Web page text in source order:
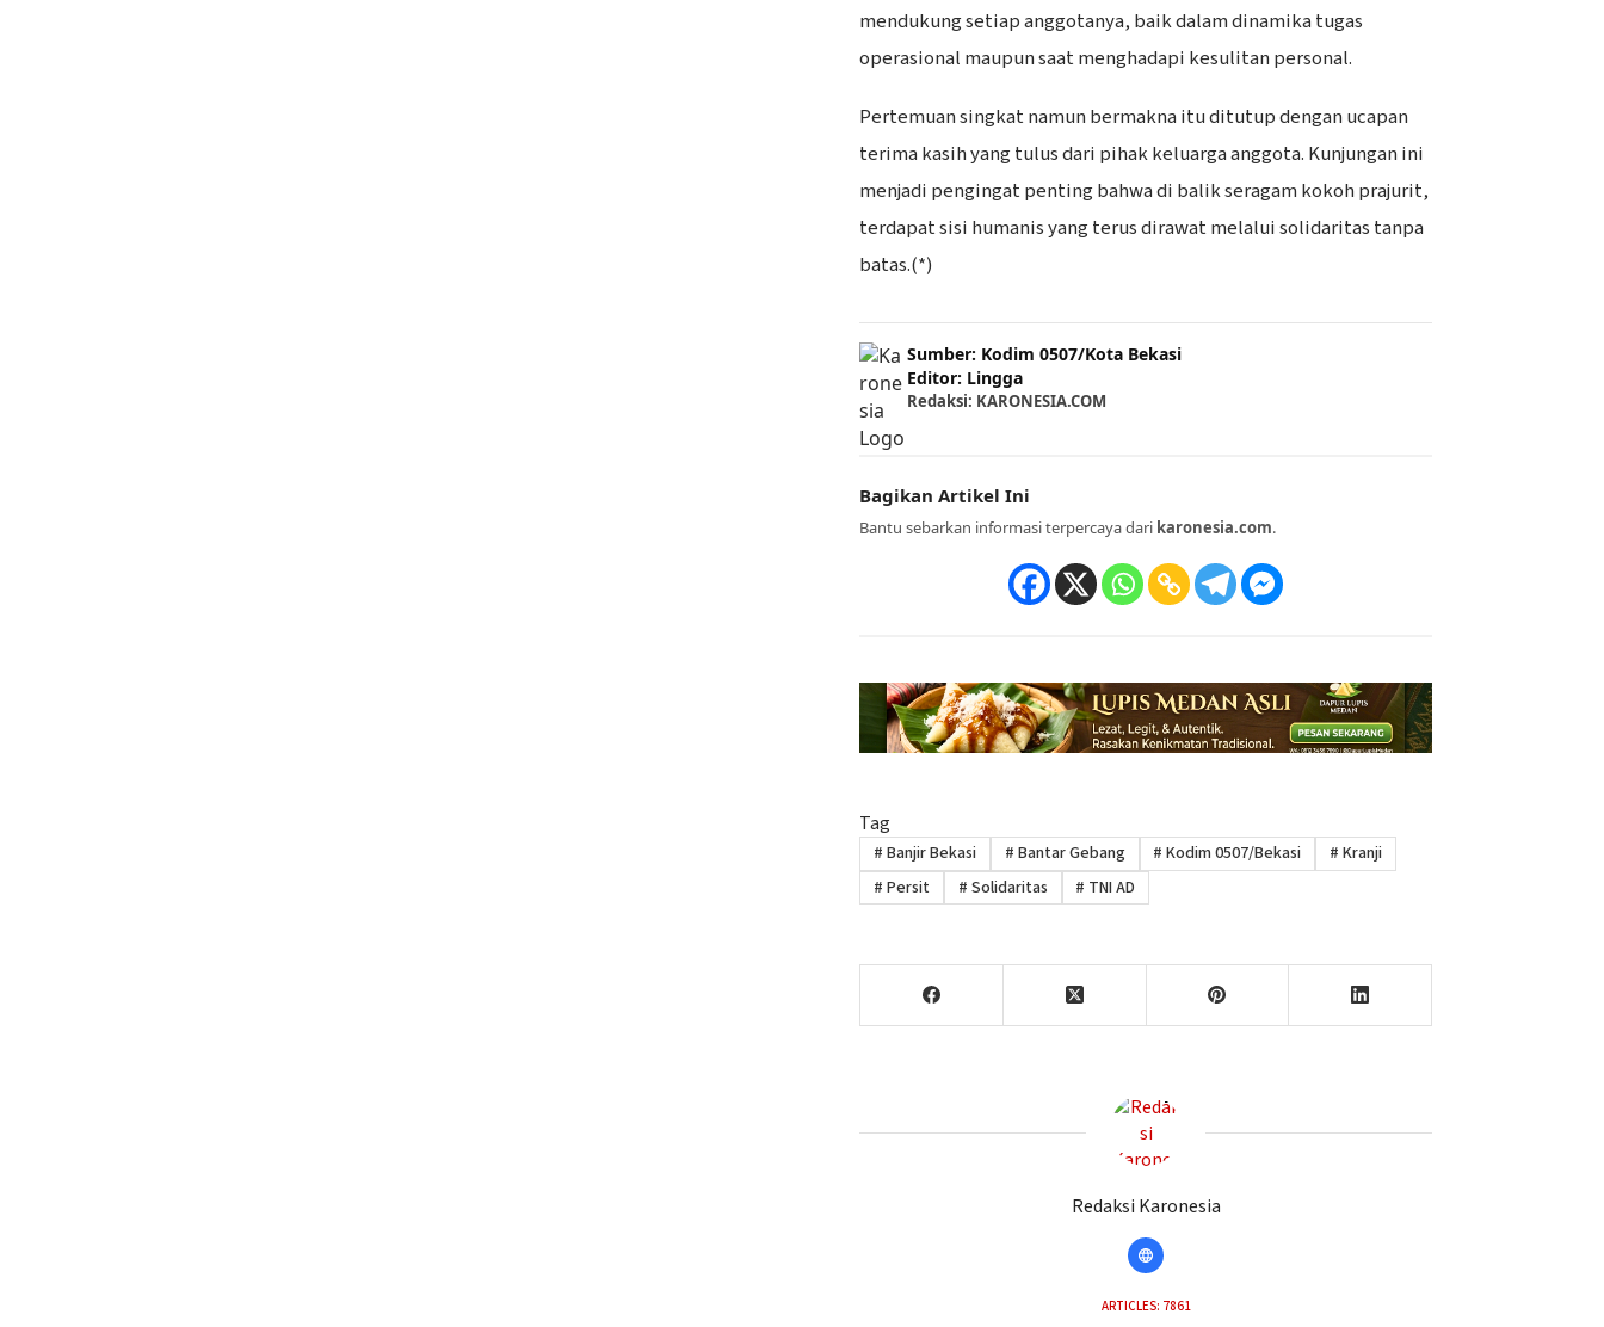
mendukung setiap anggotanya, baik dalam dinamika tugas
operasional maupun saat menghadapi kesulitan personal.
Pertemuan singkat namun bermakna itu ditutup dengan ucapan
terima kasih yang tulus dari pihak keluarga anggota. Kunjungan ini
menjadi pengingat penting bahwa di balik seragam kokoh prajurit,
terdapat sisi humanis yang terus dirawat melalui solidaritas tanpa
batas.(*)
Sumber: Kodim 0507/Kota Bekasi
Editor: Lingga
Redaksi: KARONESIA.COM
Bagikan Artikel Ini
Bantu sebarkan informasi terpercaya dari karonesia.com.
Tag
# Banjir Bekasi # Bantar Gebang # Kodim 0507/Bekasi # Kranji
# Persit # Solidaritas # TNI AD
Redaksi Karonesia
ARTICLES: 7861